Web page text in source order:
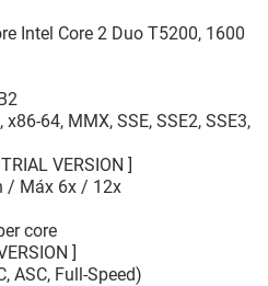
Intel Core 2 Duo T5200, 1600
64, MMX, SSE, SSE2, SSE3,
VERSION ]
/ Máx 6x / 12x
core
]
ASC, Full-Speed)